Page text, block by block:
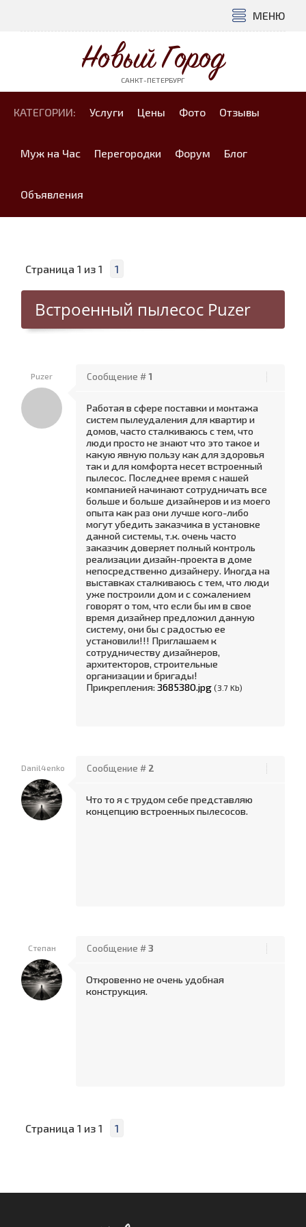
МЕНЮ
Новый Город
САНКТ-ПЕТЕРБУРГ
КАТЕГОРИИ: Услуги Цены Фото Отзывы
Муж на Час Перегородки Форум Блог
Объявления
Страница 1 из 1 1
Встроенный пылесос Puzer
Puzer Сообщение #1
Работая в сфере поставки и монтажа
систем пылеудаления для квартир и
домов, часто сталкиваюсь с тем, что
люди просто не знают что это такое и
какую явную пользу как для здоровья
так и для комфорта несет встроенный
пылесос. Последнее время с нашей
компанией начинают сотрудничать все
больше и больше дизайнеров и из моего
опыта как раз они лучше кого-либо
могут убедить заказчика в установке
данной системы, т.к. очень часто
заказчик доверяет полный контроль
реализации дизайн-проекта в доме
непосредственно дизайнеру. Иногда на
выставках сталкиваюсь с тем, что люди
уже построили дом и с сожалением
говорят о том, что если бы им в свое
время дизайнер предложил данную
систему, они бы с радостью ее
установили!!! Приглашаем к
сотрудничеству дизайнеров,
архитекторов, строительные
организации и бригады!
Прикрепления: 3685380.jpg (3.7 Kb)
Danil4enko Сообщение # 2
Что то я с трудом себе представляю
концепцию встроенных пылесосов.
Степан Сообщение #3
Откровенно не очень удобная
конструкция.
Страница 1 из 1 1